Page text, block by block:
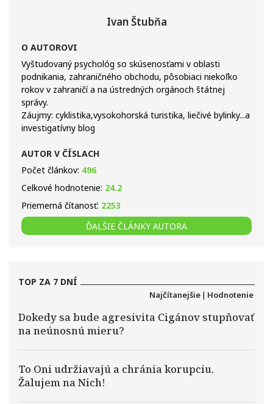
Ivan Štubňa
O AUTOROVI
Vyštudovaný psychológ so skúsenosťami v oblasti
podnikania, zahraničného obchodu, pôsobiaci niekoľko
rokov v zahraničí a na ústredných orgánoch štátnej
správy.
Záujmy: cyklistika,vysokohorská turistika, liečivé bylinky...a
investigatívny blog
AUTOR V ČÍSLACH
Počet článkov: 496
Celkové hodnotenie: 24.2
Priemerná čítanosť: 2253
ĎALŠIE ČLÁNKY AUTORA
TOP ZA 7 DNÍ
Najčítanejšie | Hodnotenie
Dokedy sa bude agresivita Cigánov stupňovať
na neúnosnú mieru?
To Oni udržiavajú a chránia korupciu.
Žalujem na Nich!